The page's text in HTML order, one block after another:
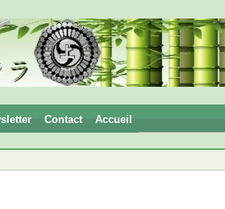
Contact Accueil